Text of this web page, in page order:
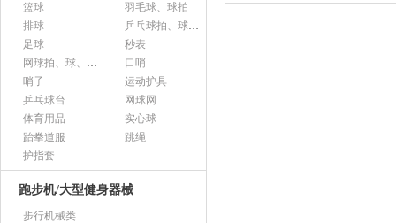
篮球
羽毛球、球拍
排球
乒乓球拍、球、配件
足球
秒表
网球拍、球、配件
口哨
哨子
运动护具
乒乓球台
网球网
体育用品
实心球
跆拳道服
跳绳
护指套
跑步机/大型健身器械
步行机械类